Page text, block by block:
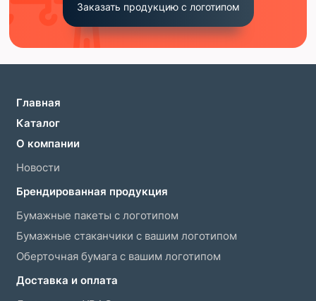
Заказать продукцию с логотипом
Главная
Каталог
О компании
Новости
Брендированная продукция
Бумажные пакеты с логотипом
Бумажные стаканчики с вашим логотипом
Оберточная бумага с вашим логотипом
Доставка и оплата